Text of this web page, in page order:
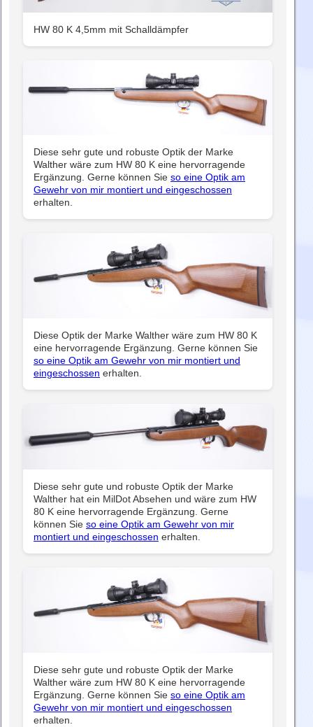
HW 80 K 4,5mm mit Schalldämpfer
Diese sehr gute und robuste Optik der Marke
Walther wäre zum HW 80 K eine hervorragende
Ergänzung. Gerne können Sie so eine Optik am
Gewehr von mir montiert und eingeschossen
erhalten.
Diese Optik der Marke Walther wäre zum HW 80 K
eine hervorragende Ergänzung. Gerne können Sie
so eine Optik am Gewehr von mir montiert und
eingeschossen erhalten.
Diese sehr gute und robuste Optik der Marke
Walther hat ein MilDot Absehen und wäre zum HW
80 K eine hervorragende Ergänzung. Gerne
können Sie so eine Optik am Gewehr von mir
montiert und eingeschossen erhalten.
Diese sehr gute und robuste Optik der Marke
Walther wäre zum HW 80 K eine hervorragende
Ergänzung. Gerne können Sie so eine Optik am
Gewehr von mir montiert und eingeschossen
erhalten.